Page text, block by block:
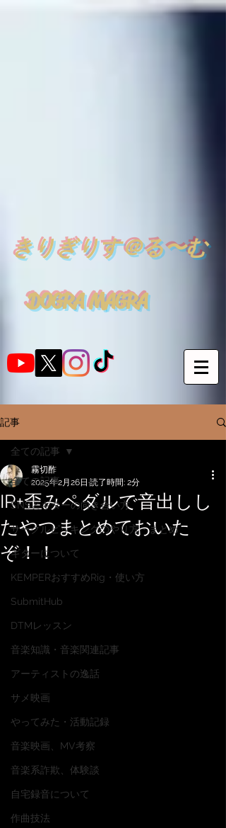
きりぎりす＠る〜む
DOGRA MAGRA
記事
全ての記事
SNSとギターの向き合い方
サークルピッキングのやり方・まとめ
ギターについて
KEMPERおすすめRig・使い方
SubmitHub
DTMレッスン
音楽知識・音楽関連記事
アーティストの逸話
サメ映画
やってみた・活動記録
音楽映画、MV考察
音楽系詐欺、体験談
自宅録音について
作曲技法
全ての記事
IR+歪みペダルで音出しし
たやつまとめておいた
ぞ！！
霧切酢
2025年2月26日 読了時間: 2分